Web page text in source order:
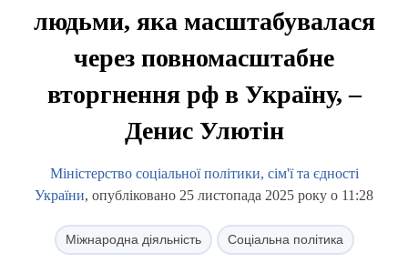
людьми, яка масштабувалася
через повномасштабне
вторгнення рф в Україну, –
Денис Улютін
Міністерство соціальної політики, сім'ї та єдності
України, опубліковано 25 листопада 2025 року о 11:28
Міжнародна діяльність Соціальна політика